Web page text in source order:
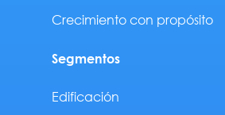
Crecimiento con propósito
Segmentos
Edificación